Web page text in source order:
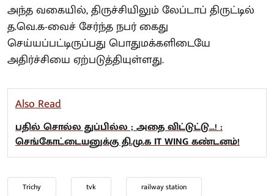
அந்த வகையில், திருச்சியிலும் லேப்டாப் திருட்டில்
த.வெ.க-வைச் சேர்ந்த நபர் கைது
செய்யப்பட்டிருப்பது பொதுமக்களிடையே
அதிர்ச்சியை ஏற்படுத்தியுள்ளது.
Also Read
பதில் சொல்ல துப்பில்ல ; அதை விட்டுட்டு...! :
செங்கோட்டையனுக்கு தி.மு.க IT WING கண்டனம்!
Trichy tvk railway station